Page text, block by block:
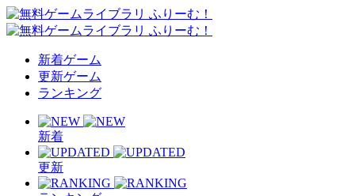
新着ゲーム
更新ゲーム
ランキング
新着
更新